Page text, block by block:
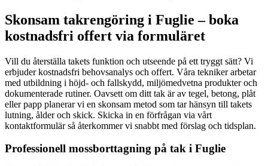
Skonsam takrengöring i Fuglie – boka
kostnadsfri offert via formuläret
Vill du återställa takets funktion och utseende på ett tryggt sätt? Vi
erbjuder kostnadsfri behovsanalys och offert. Våra tekniker arbetar
med utbildning i höjd- och fallskydd, miljömedvetna produkter och
dokumenterade rutiner. Oavsett om ditt tak är av tegel, betong, plåt
eller papp planerar vi en skonsam metod som tar hänsyn till takets
lutning, ålder och skick. Skicka in en förfrågan via vårt
kontaktformulär så återkommer vi snabbt med förslag och tidsplan.
Professionell mossborttagning på tak i Fuglie